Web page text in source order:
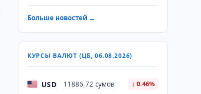
Больше новостей →
КУРСЫ ВАЛЮТ (ЦБ, 06.08.2026)
USD 11886,72 сумов ↓ 0.46%